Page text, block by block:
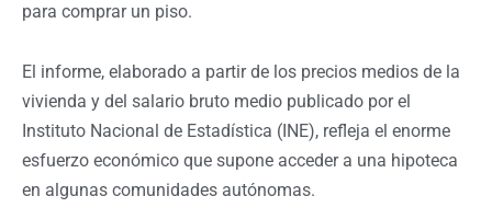
para comprar un piso.
El informe, elaborado a partir de los precios medios de la
vivienda y del salario bruto medio publicado por el
Instituto Nacional de Estadística (INE), refleja el enorme
esfuerzo económico que supone acceder a una hipoteca
en algunas comunidades autónomas.